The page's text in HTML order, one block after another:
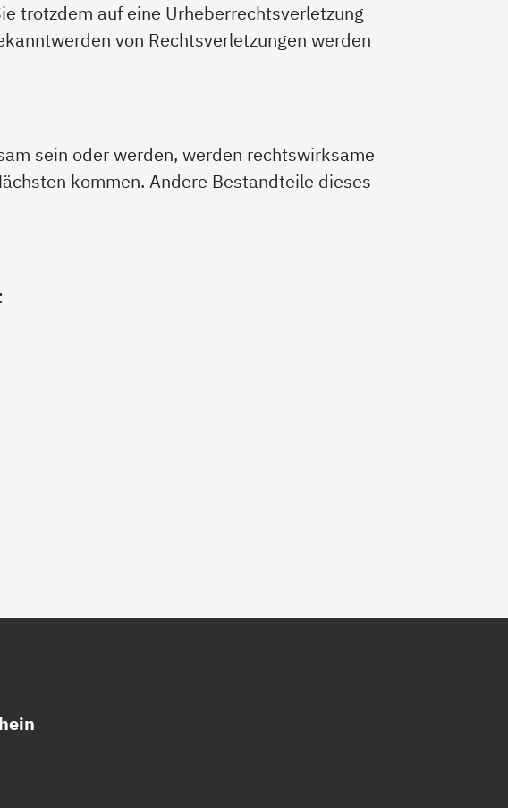
trotzdem auf eine Urheberrechtsverletzung
von Rechtsverletzungen werden
sein oder werden, werden rechtswirksame
kommen. Andere Bestandteile dieses